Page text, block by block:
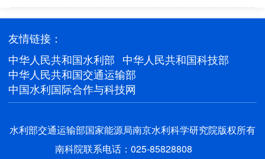
友情链接：
中华人民共和国水利部 中华人民共和国科技部
中华人民共和国交通运输部
中国水利国际合作与科技网
水利部交通运输部国家能源局南京水利科学研究院版权所有
南科院联系电话：025-85828808